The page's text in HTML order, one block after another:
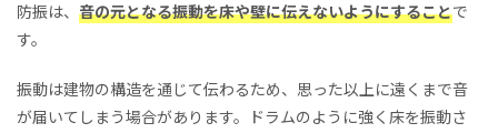
防振は、 音の元となる振動を床や壁に伝えないようにすることで
す。
振動は建物の構造を通じて伝わるため、思った以上に遠くまで音
が届いてしまう場合があります。ドラムのように強く床を振動さ